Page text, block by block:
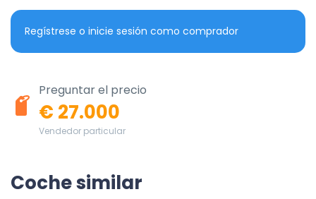
Regístrese o inicie sesión como comprador
Preguntar el precio
€ 27.000
Vendedor particular
Coche similar